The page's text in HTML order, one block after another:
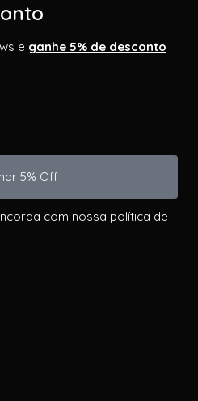
e ganhe 5% de desconto
5% Off
com nossa política de